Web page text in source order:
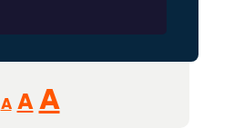
A
Reducir
tamaño
A Restablecer
AAumentar